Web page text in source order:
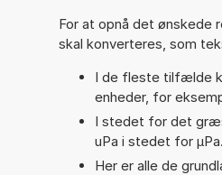
For at opnå det ønskede
skal konverteres, som
I de fleste tilfælde
enheder, for
I stedet for det
uPa i stedet for µPa.
Her er alle de